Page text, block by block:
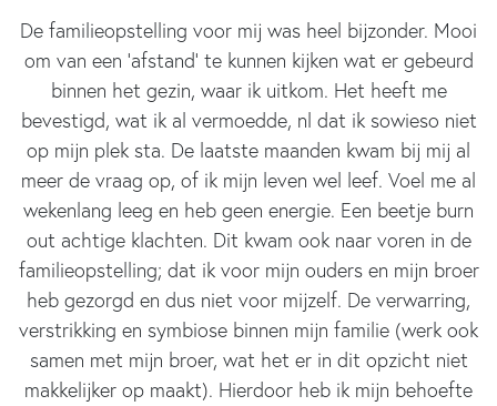
De familieopstelling voor mij was heel bijzonder. Mooi
om van een ‘afstand’ te kunnen kijken wat er gebeurd
binnen het gezin, waar ik uitkom. Het heeft me
bevestigd, wat ik al vermoedde, nl dat ik sowieso niet
op mijn plek sta. De laatste maanden kwam bij mij al
meer de vraag op, of ik mijn leven wel leef. Voel me al
wekenlang leeg en heb geen energie. Een beetje burn
out achtige klachten. Dit kwam ook naar voren in de
familieopstelling; dat ik voor mijn ouders en mijn broer
heb gezorgd en dus niet voor mijzelf. De verwarring,
verstrikking en symbiose binnen mijn familie (werk ook
samen met mijn broer, wat het er in dit opzicht niet
makkelijker op maakt). Hierdoor heb ik mijn behoefte